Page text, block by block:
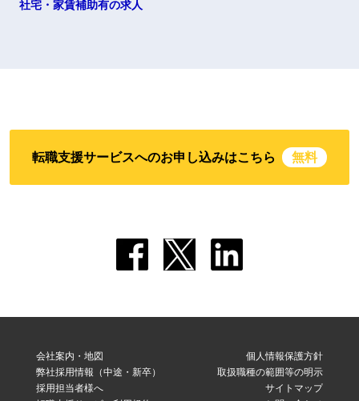
社宅・家賃補助有の求人
転職支援サービスへのお申し込みはこちら 無料
会社案内・地図
弊社採用情報（中途・新卒）
採用担当者様へ
個人情報保護方針
取扱職種の範囲等の明示
サイトマップ